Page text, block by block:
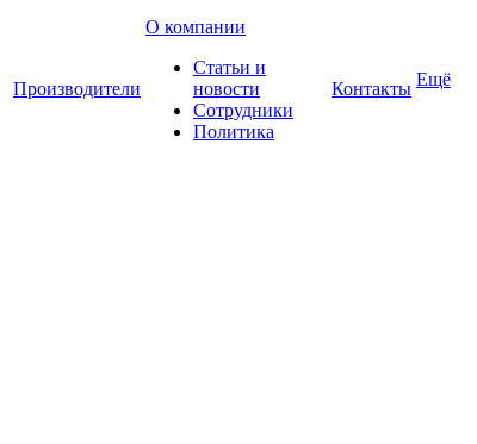
Производители
О компании
Статьи и
новости
Сотрудники
Политика
Контакты Ещё